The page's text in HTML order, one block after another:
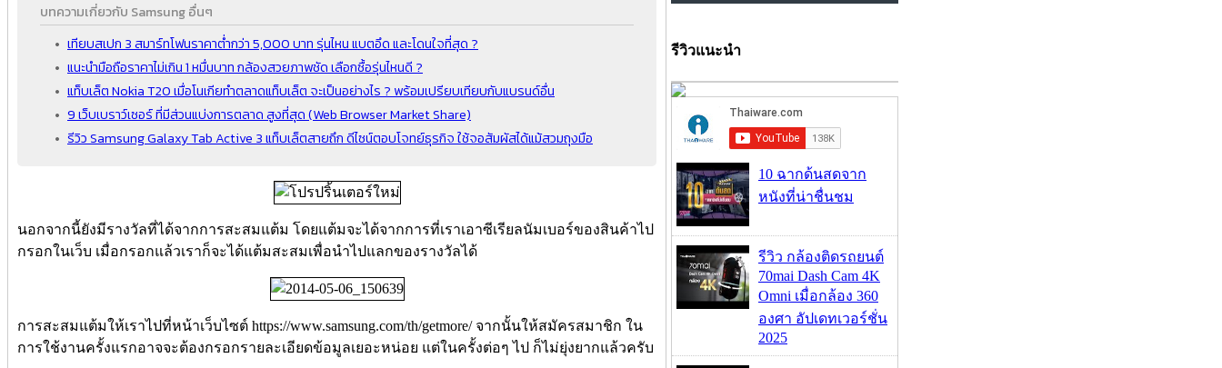
บทความเกี่ยวกับ Samsung อื่นๆ
เทียบสเปก 3 สมาร์ทโฟนราคาต่ำกว่า 5,000 บาท รุ่นไหน แบตอึด และโดนใจที่สุด ?
แนะนำมือถือราคาไม่เกิน 1 หมื่นบาท กล้องสวยภาพชัด เลือกซื้อรุ่นไหนดี ?
แท็บเล็ต Nokia T20 เมื่อโนเกียทำตลาดแท็บเล็ต จะเป็นอย่างไร ? พร้อมเปรียบเทียบกับแบรนด์อื่น
9 เว็บเบราว์เซอร์ ที่มีส่วนแบ่งการตลาด สูงที่สุด (Web Browser Market Share)
รีวิว Samsung Galaxy Tab Active 3 แท็บเล็ตสายถึก ดีไซน์ตอบโจทย์ธุรกิจ ใช้จอสัมผัสได้แม้สวมถุงมือ
นอกจากนี้ยังมีรางวัลที่ได้จากการสะสมแต้ม โดยแต้มจะได้จากการที่เราเอาซีเรียลนัมเบอร์ของสินค้าไป
กรอกในเว็บ เมื่อกรอกแล้วเราก็จะได้แต้มสะสมเพื่อนำไปแลกของรางวัลได้
การสะสมแต้มให้เราไปที่หน้าเว็บไซต์ https://www.samsung.com/th/getmore/ จากนั้นให้สมัครสมาชิก ใน
การใช้งานครั้งแรกอาจจะต้องกรอกรายละเอียดข้อมูลเยอะหน่อย แต่ในครั้งต่อๆ ไป ก็ไม่ยุ่งยากแล้วครับ
รีวิวแนะนำ
10 ฉากด้นสดจาก
หนังที่น่าชื่นชม
รีวิว กล้องติดรถยนต์
70mai Dash Cam 4K
Omni เมื่อกล้อง 360
องศา อัปเดทเวอร์ชั่น
2025